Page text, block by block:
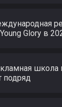
Glory в
школа
подряд